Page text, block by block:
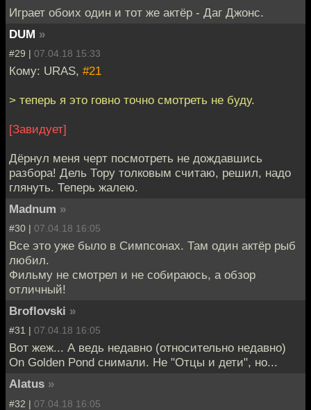
Играет обоих один и тот же актёр - Даг Джонс.
DUM »
#29 | 07.04.18 15:33
Кому: URAS, #21
> теперь я это говно точно смотреть не буду.
[Завидует]
Дёрнул меня черт посмотреть не дождавшись
разбора! Дель Тору толковым считаю, решил, надо
глянуть. Теперь жалею.
Madnum »
#30 | 07.04.18 16:05
Все это уже было в Симпсонах. Там один актёр рыб
любил.
Фильму не смотрел и не собираюсь, а обзор
отличный!
Broflovski »
#31 | 07.04.18 16:05
Вот жеж... А ведь недавно (относительно недавно)
On Golden Pond снимали. Не "Отцы и дети", но...
Alatus »
#32 | 07.04.18 16:05